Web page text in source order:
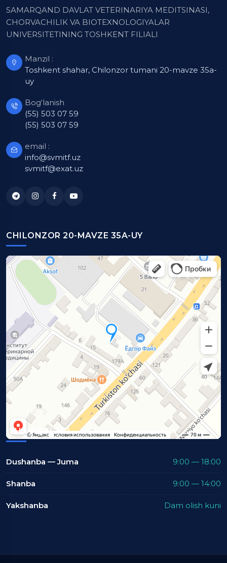
SAMARQAND DAVLAT VETERINARIYA MEDITSINASI,
CHORVACHILIK VA BIOTEXNOLOGIYALAR
UNIVERSITETINING TOSHKENT FILIALI
Manzil :
Toshkent shahar, Chilonzor tumani 20-mavze 35a-
uy
Bog‘lanish
(55) 503 07 59
(55) 503 07 59
email :
info@svmitf.uz
svmitf@exat.uz
CHILONZOR 20-MAVZE 35A-UY
ISH VAQTLARI
Dushanba — Juma 9:00 — 18:00
Shanba 9:00 — 14:00
Yakshanba Dam olish kuni